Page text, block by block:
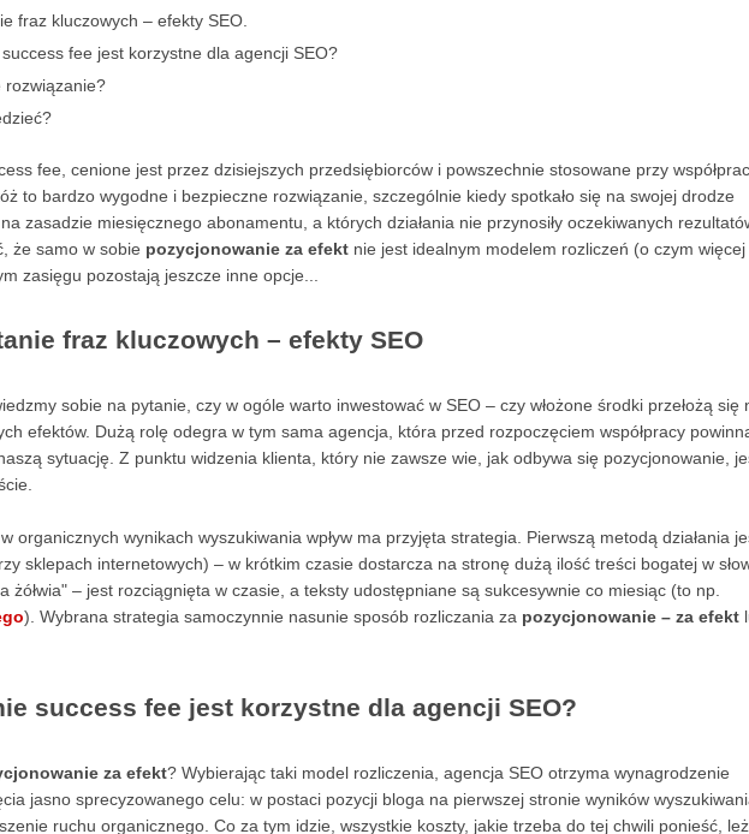
fraz kluczowych – efekty SEO.
fee jest korzystne dla agencji SEO?
rozwiązanie?
fee, cenione jest przez dzisiejszych przedsiębiorców i powszechnie stosowane przy
to bardzo wygodne i bezpieczne rozwiązanie, szczególnie kiedy spotkało się na swojej drodze
zasadzie miesięcznego abonamentu, a których działania nie przynosiły oczekiwanych
że samo w sobie pozycjonowanie za efekt nie jest idealnym modelem rozliczeń (o czym więcej
zasięgu pozostają jeszcze inne opcje...
fraz kluczowych – efekty SEO
sobie na pytanie, czy w ogóle warto inwestować w SEO – czy włożone środki przełożą się
efektów. Dużą rolę odegra w tym sama agencja, która przed rozpoczęciem współpracy
sytuację. Z punktu widzenia klienta, który nie zawsze wie, jak odbywa się pozycjonowanie,
organicznych wynikach wyszukiwania wpływ ma przyjęta strategia. Pierwszą metodą działania
sklepach internetowych) – w krótkim czasie dostarcza na stronę dużą ilość treści bogatej w
żółwia" – jest rozciągnięta w czasie, a teksty udostępniane są sukcesywnie co miesiąc (to np.
). Wybrana strategia samoczynnie nasunie sposób rozliczania za pozycjonowanie – za efekt
success fee jest korzystne dla agencji SEO?
za efekt? Wybierając taki model rozliczenia, agencja SEO otrzyma wynagrodzenie
jasno sprecyzowanego celu: w postaci pozycji bloga na pierwszej stronie wyników
ruchu organicznego. Co za tym idzie, wszystkie koszty, jakie trzeba do tej chwili ponieść,